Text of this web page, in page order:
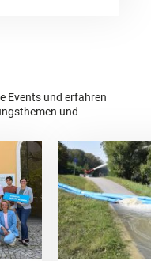
Events und erfahren
und